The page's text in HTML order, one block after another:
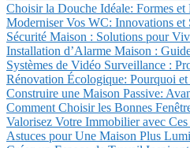
Choisir la Douche Idéale: Formes et
Moderniser Vos WC: Innovations et
Sécurité Maison : Solutions pour
Installation d’Alarme Maison :
Systèmes de Vidéo Surveillance :
Rénovation Écologique: Pourquoi
Construire une Maison Passive:
Comment Choisir les Bonnes
Valorisez Votre Immobilier avec
Astuces pour Une Maison Plus